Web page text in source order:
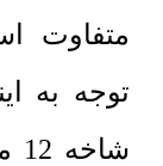
متفاوت
توجه به